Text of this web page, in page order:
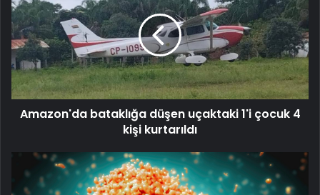
düşen
uçaktaki
1'i
çocuk
4
kişi
kurtarıldı
Amazon'da bataklığa düşen uçaktaki 1'i çocuk 4
kişi kurtarıldı
Pakistan'da
maymun
çiçeği